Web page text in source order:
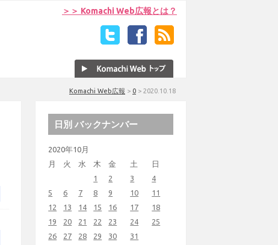
＞＞ Komachi Web広報とは？
Komachi Web広報 > 0 > 2020.10.18
日別 バックナンバー
2020年10月
月
火 水 木 金 土 日
1 2 3
4
5
6 7 8 9 10
11
12
13 14 15 16 17
18
19
20 21 22 23 24
25
26
27 28 29 30 31